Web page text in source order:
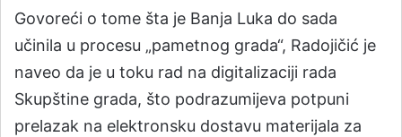
Govoreći o tome šta je Banja Luka do sada
učinila u procesu „pametnog grada“, Radojičić je
naveo da je u toku rad na digitalizaciji rada
Skupštine grada, što podrazumijeva potpuni
prelazak na elektronsku dostavu materijala za